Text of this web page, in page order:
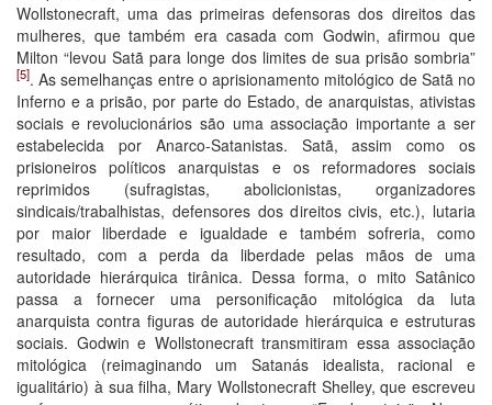
Wollstonecraft, uma das primeiras defensoras dos direitos das
mulheres, que também era casada com Godwin, afirmou que
Milton “levou Satã para longe dos limites de sua prisão sombria”
[5]. As semelhanças entre o aprisionamento mitológico de Satã no
Inferno e a prisão, por parte do Estado, de anarquistas, ativistas
sociais e revolucionários são uma associação importante a ser
estabelecida por Anarco-Satanistas. Satã, assim como os
prisioneiros políticos anarquistas e os reformadores sociais
reprimidos (sufragistas, abolicionistas, organizadores
sindicais/trabalhistas, defensores dos direitos civis, etc.), lutaria
por maior liberdade e igualdade e também sofreria, como
resultado, com a perda da liberdade pelas mãos de uma
autoridade hierárquica tirânica. Dessa forma, o mito Satânico
passa a fornecer uma personificação mitológica da luta
anarquista contra figuras de autoridade hierárquica e estruturas
sociais. Godwin e Wollstonecraft transmitiram essa associação
mitológica (reimaginando um Satanás idealista, racional e
igualitário) à sua filha, Mary Wollstonecraft Shelley, que escreveu